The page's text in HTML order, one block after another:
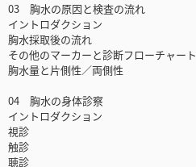
03 胸水の原因と検査の流れ
イントロダクション
胸水採取後の流れ
その他のマーカーと診断フローチャート
胸水量と片側性／両側性
04 胸水の身体診察
イントロダクション
視診
触診
聴診